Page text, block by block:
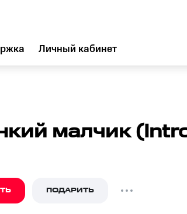
Личный кабинет
малчик
ПОДАРИТЬ